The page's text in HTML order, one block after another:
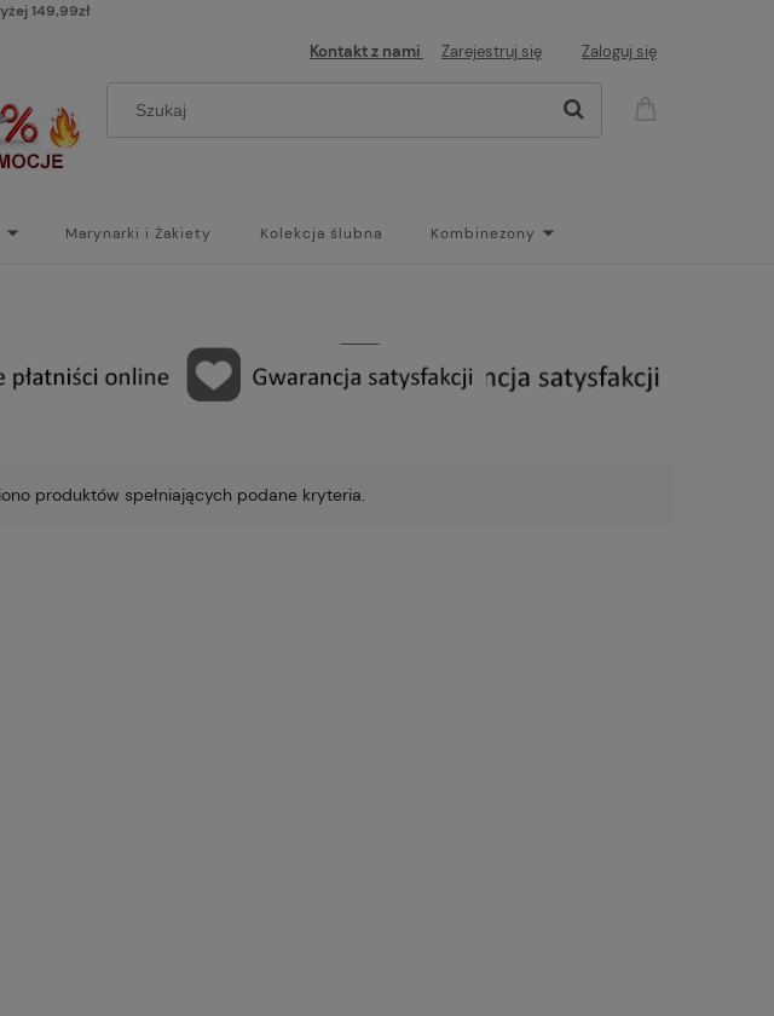
149,99zł
Kontakt z nami Zarejestruj się Zaloguj się
Marynarki i Żakiety Kolekcja ślubna Kombinezony
produktów spełniających podane kryteria.